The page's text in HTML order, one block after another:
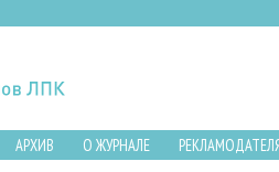
АРХИВ О ЖУРНАЛЕ